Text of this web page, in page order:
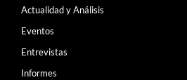
Actualidad y Análisis
Eventos
Entrevistas
Informes